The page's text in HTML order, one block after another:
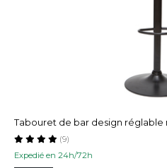
Tabouret de bar design réglable
Expedié en 24h/72h
(9)